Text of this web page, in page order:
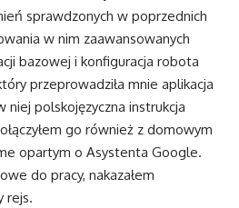
sprawdzonych w poprzednich
w nim zaawansowanych
bazowej i konfiguracja robota
przeprowadziła mnie aplikacja
niej polskojęzyczna instrukcja
go również z domowym
opartym o Asystenta Google.
do pracy, nakazałem
rejs.